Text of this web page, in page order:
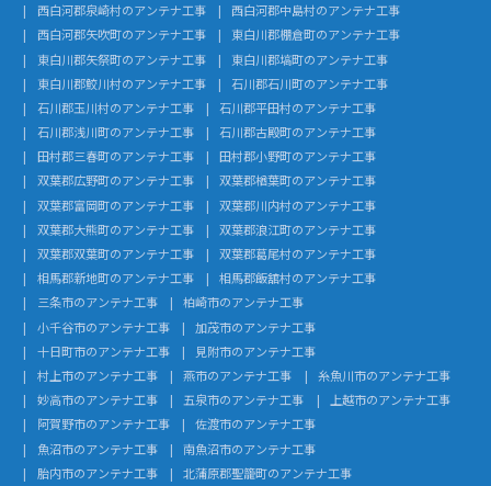
西白河郡泉崎村のアンテナ工事
西白河郡中島村のアンテナ工事
西白河郡矢吹町のアンテナ工事
東白川郡棚倉町のアンテナ工事
東白川郡矢祭町のアンテナ工事
東白川郡塙町のアンテナ工事
東白川郡鮫川村のアンテナ工事
石川郡石川町のアンテナ工事
石川郡玉川村のアンテナ工事
石川郡平田村のアンテナ工事
石川郡浅川町のアンテナ工事
石川郡古殿町のアンテナ工事
田村郡三春町のアンテナ工事
田村郡小野町のアンテナ工事
双葉郡広野町のアンテナ工事
双葉郡楢葉町のアンテナ工事
双葉郡富岡町のアンテナ工事
双葉郡川内村のアンテナ工事
双葉郡大熊町のアンテナ工事
双葉郡浪江町のアンテナ工事
双葉郡双葉町のアンテナ工事
双葉郡葛尾村のアンテナ工事
相馬郡新地町のアンテナ工事
相馬郡飯舘村のアンテナ工事
三条市のアンテナ工事
柏崎市のアンテナ工事
小千谷市のアンテナ工事
加茂市のアンテナ工事
十日町市のアンテナ工事
見附市のアンテナ工事
村上市のアンテナ工事
燕市のアンテナ工事
糸魚川市のアンテナ工事
妙高市のアンテナ工事
五泉市のアンテナ工事
上越市のアンテナ工事
阿賀野市のアンテナ工事
佐渡市のアンテナ工事
魚沼市のアンテナ工事
南魚沼市のアンテナ工事
胎内市のアンテナ工事
北蒲原郡聖籠町のアンテナ工事